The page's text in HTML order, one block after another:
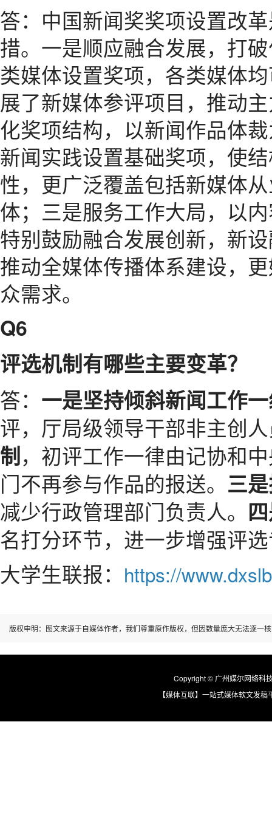
答：中国新闻奖奖项设置改
措。一是顺应融合发展，打
类媒体设置奖项，各类媒体
展了新媒体参评项目，推动
化奖项结构，以新闻作品体
新闻实践设置基础奖项，使
性，更广泛覆盖包括新媒体
体；三是服务工作大局，以
特别鼓励融合发展创新，新
推动全媒体传播体系建设，
众需求。
Q6
评选机制有哪些主要变革？
答： 一是坚持倾斜新闻工作
评，厅局级领导干部非主创
制，初评工作一律由记协和
门不再参与作品的报送。 三
减少行政管理部门负责人。
名打分环节，进一步增强评
大学生联报： https://
版权申明：图文来源于自媒体作者，我们尊重原作版权，但因数量庞大无法逐一
Copyright © 广州媒尔网络科
【媒体互联】一站式媒体软文发